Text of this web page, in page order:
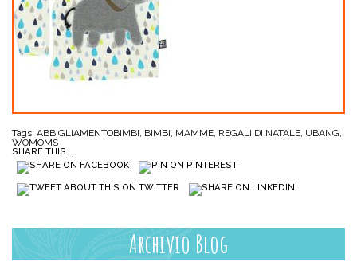
Tags: ABBIGLIAMENTOBIMBI, BIMBI, MAMME, REGALI DI NATALE, UBANG,
WOMOMS
SHARE THIS...
Archivio Blog